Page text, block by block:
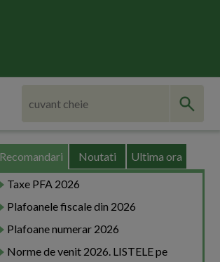
Recomandari Noutati Ultima ora
Taxe PFA 2026
Plafoanele fiscale din 2026
Plafoane numerar 2026
Norme de venit 2026. LISTELE pe